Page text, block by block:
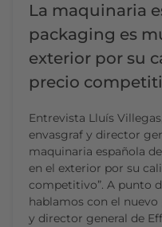
La maquinaria
packaging es
exterior por su
precio
Entrevista Lluís
envasgraf y director
maquinaria española
en el exterior por su
competitivo”. A punto
hablamos con el
y director general de